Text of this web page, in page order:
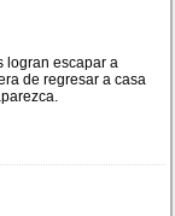
logran escapar a
de regresar a casa